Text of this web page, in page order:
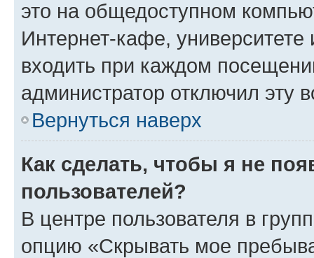
это на общедоступном
Интернет-кафе, университете
входить при каждом
администратор отключил эту
Вернуться наверх
Как сделать, чтобы я не
пользователей?
В центре пользователя в
опцию «Скрывать мое